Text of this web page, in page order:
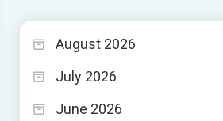
August 2026
July 2026
June 2026